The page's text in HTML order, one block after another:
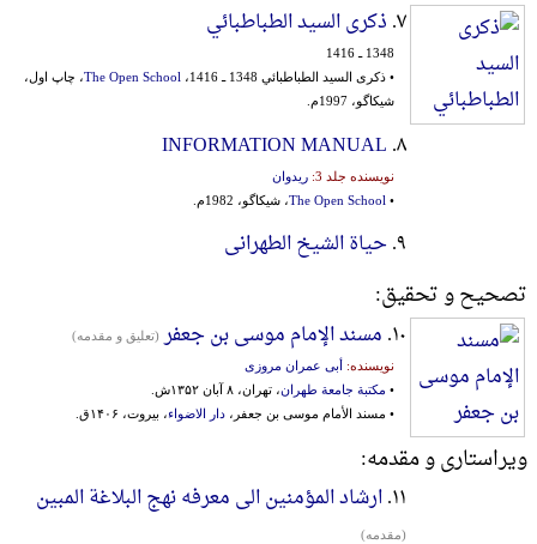
۷. ذکری السید الطباطبائي
1348 ـ 1416
• ذکری السید الطباطبائي 1348 ـ 1416،
The Open School، چاپ اول،
شیکاگو، 1997م.
۸. INFORMATION MANUAL
نویسنده جلد 3:
ریدوان
•
The Open School، شیکاگو، 1982م.
۹. حیاة الشیخ الطهرانی
تصحیح و تحقیق:
۱۰. مسند الإمام موسی بن جعفر (تعلیق و مقدمه)
نویسنده: أبی عمران مروزی
• مکتبة جامعة طهران، تهران، ۸ آبان ۱۳۵۲ش.
• مسند الأمام موسی بن جعفر، دار الاضواء، بیروت، ۱۴۰۶ق.
ویراستاری و مقدمه:
۱۱. ارشاد المؤمنین الی معرفه نهج البلاغة المبین
(مقدمه)